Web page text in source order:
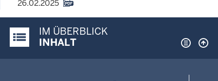
26.02.2025
Justiz-Portal im Überblick:
IM ÜBERBLICK
INHALT